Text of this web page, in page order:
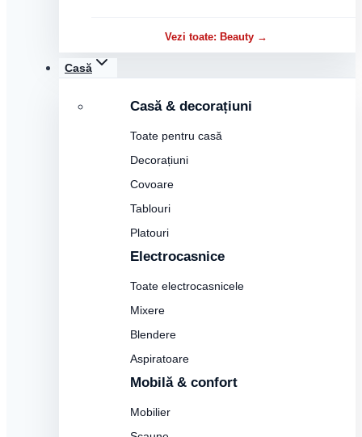
Vezi toate: Beauty →
Casă
Casă & decorațiuni
Toate pentru casă
Decorațiuni
Covoare
Tablouri
Platouri
Electrocasnice
Toate electrocasnicele
Mixere
Blendere
Aspiratoare
Mobilă & confort
Mobilier